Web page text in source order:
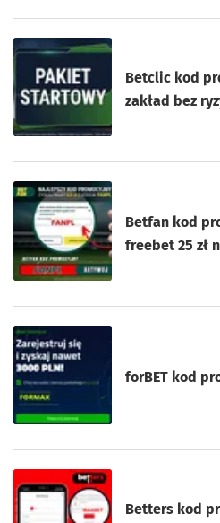
Betclic kod
zakład bez
Betfan kod
freebet 25 zł
forBET kod
Betters kod